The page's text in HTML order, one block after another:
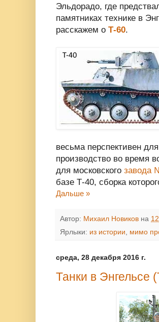
Эльдорадо, где
памятниках технике в
расскажем о Т-60.
весьма перспективен
производство во время
для московского завода
базе Т-40, сборка
Дальше »
Автор: Михаил Новиков на
Ярлыки: из истории, мимо
среда, 28 декабря 2016 г.
Танки в Энгельсе